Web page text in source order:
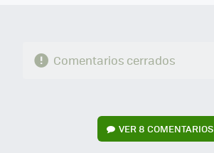
Comentarios cerrados
VER8 COMENTARIOS